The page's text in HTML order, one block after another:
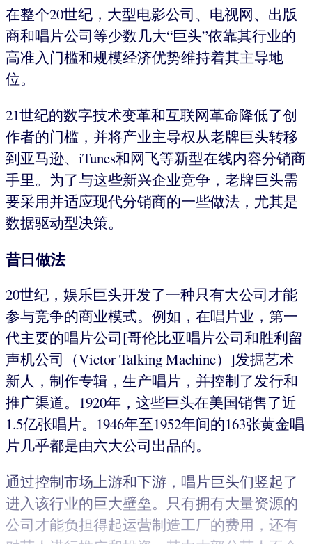
在整个20世纪，大型电影公司、电视网、出版
商和唱片公司等少数几大“巨头”依靠其行业的
高准入门槛和规模经济优势维持着其主导地
位。
21世纪的数字技术变革和互联网革命降低了创
作者的门槛，并将产业主导权从老牌巨头转移
到亚马逊、iTunes和网飞等新型在线内容分销商
手里。为了与这些新兴企业竞争，老牌巨头需
要采用并适应现代分销商的一些做法，尤其是
数据驱动型决策。
昔日做法
20世纪，娱乐巨头开发了一种只有大公司才能
参与竞争的商业模式。例如，在唱片业，第一
代主要的唱片公司[哥伦比亚唱片公司和胜利留
声机公司（Victor Talking Machine）]发掘艺术
新人，制作专辑，生产唱片，并控制了发行和
推广渠道。1920年，这些巨头在美国销售了近
1.5亿张唱片。1946年至1952年间的163张黄金唱
片几乎都是由六大公司出品的。
通过控制市场上游和下游，唱片巨头们竖起了
进入该行业的巨大壁垒。只有拥有大量资源的
公司才能负担得起运营制造工厂的费用，还有